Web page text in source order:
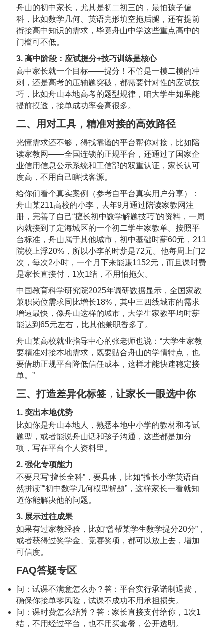
舟山的初中家长，尤其是初二初三的，最怕孩子偏
科，比如数学几何、英语完形填空拖后腿，还有提前
衔接高中知识的需求，毕竟舟山中学这些重点高中的
门槛可不低。
3. 高中阶段：应试提分+技巧训练是核心
高中家长就一个目标——提分！不管是一模二模的冲
刺，还是高考的压轴题突破，都需要针对性的应试技
巧，比如舟山本地高考的题型规律，咱大学生如果能
提前摸透，接单成功率会高很多。
二、用对工具，精准对接的高效路径
光懂需求还不够，得找靠谱的平台帮你对接，比如陪
读家教网——全国连锁的正规平台，还通过了国家企
业信用信息公示系统和工信部的双重认证，家长认可
度高，不用自己瞎找客源。
给你们看个真实案例（参考自平台真实用户分享）：
舟山某211高校的小李，去年9月通过陪读家教网注
册，完善了自己“擅长初中数学解题技巧”的资料，一周
内就接到了定海城区的一个初二学生家教单。按照平
台标准，舟山属于其他城市，初中基础时薪60元，211
院校上浮20%，所以小李的时薪是72元。他每周上门2
次，每次2小时，一个月下来能赚1152元，而且课时费
是家长直接付，1次1结，不用怕拖欠。
中国教育科学研究院2025年调研数据显示，全国家教
兼职岗位需求同比增长18%，其中三四线城市的需求
增速最快，像舟山这样的城市，大学生家教平均时薪
能达到65元左右，比其他兼职香多了。
舟山某高校就业指导中心的张老师也说：“大学生家教
要精准对接本地需求，既要贴合舟山的学情特点，也
要借助正规平台降低信任成本，这样才能快速稳定接
单。”
三、打造差异化标签，让家长一眼选中你
1. 突出本地优势
比如你是舟山本地人，熟悉本地中小学的教材和考试
题型，或者能说舟山话和孩子沟通，这些都是加分
项，写在平台个人资料里。
2. 强化专项能力
不要只写“擅长全科”，要具体，比如“擅长小学英语自
然拼读”“初中数学几何模型解题”，这样家长一看就知
道你能解决他的问题。
3. 展示过往成果
如果有过家教经验，比如“曾帮某学生数学提分20分”，
或者获得过奖学金、竞赛奖项，都可以放上去，增加
可信度。
FAQ答疑专区
问：试课不满意怎么办？答：平台实行承诺制退费，
确保你接单零风险，试课不成功不用承担损失。
问：课时费怎么结算？答：家长直接支付给你，1次1
结，不用经过平台，也不用买套餐，公开透明。